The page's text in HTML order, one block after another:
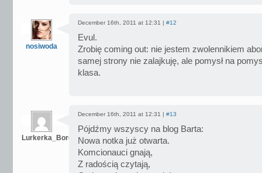
nosiwoda
December 16th, 2011 at 12:31 | #12
Evul.
Zrobię coming out: nie jestem zwolennikiem
samej strony nie zalajkuję, ale pomysł na
klasa.
Lurkerka_Borgia
December 16th, 2011 at 12:31 | #13
Pójdźmy wszyscy na blog Barta:
Nowa notka już otwarta.
Komcionauci gnają,
Z radością czytają,